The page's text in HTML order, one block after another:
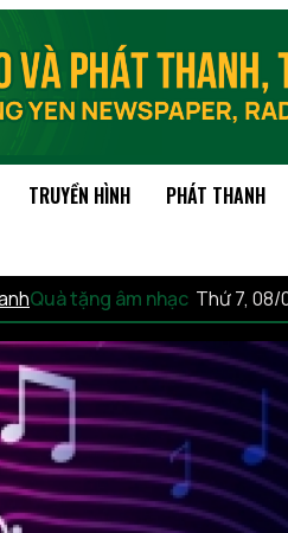
TRUYỀN HÌNH PHÁT THANH
Quà tặng âm nhạc Thứ 7, 08/